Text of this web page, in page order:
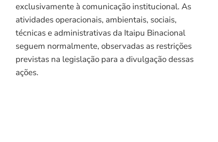
exclusivamente à comunicação institucional. As
atividades operacionais, ambientais, sociais,
técnicas e administrativas da Itaipu Binacional
seguem normalmente, observadas as restrições
previstas na legislação para a divulgação dessas
ações.